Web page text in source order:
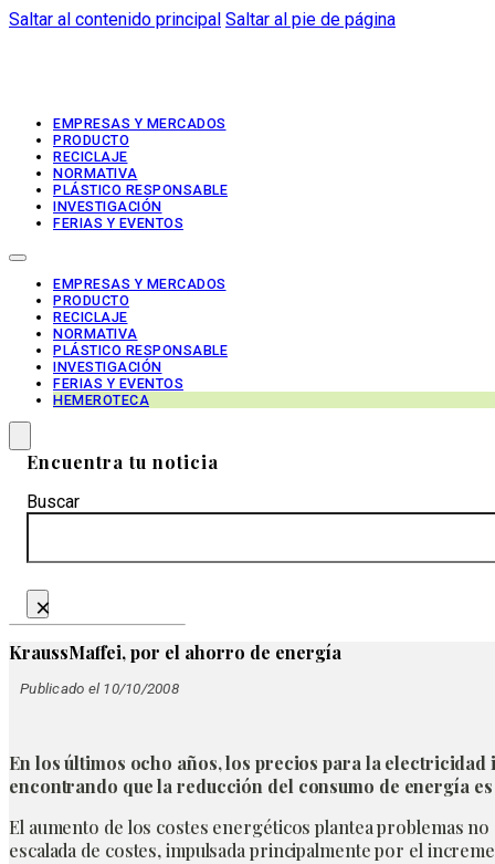
Saltar al contenido principal Saltar al pie de página
EMPRESAS Y MERCADOS
PRODUCTO
RECICLAJE
NORMATIVA
PLÁSTICO RESPONSABLE
INVESTIGACIÓN
FERIAS Y EVENTOS
EMPRESAS Y MERCADOS
PRODUCTO
RECICLAJE
NORMATIVA
PLÁSTICO RESPONSABLE
INVESTIGACIÓN
FERIAS Y EVENTOS
HEMEROTECA
Encuentra tu noticia
Buscar
×
KraussMaffei, por el ahorro de energía
Publicado el 10/10/2008
En los últimos ocho años, los precios para la
encontrando que la reducción del consumo de energía
El aumento de los costes energéticos plantea problemas
escalada de costes, impulsada principalmente por el